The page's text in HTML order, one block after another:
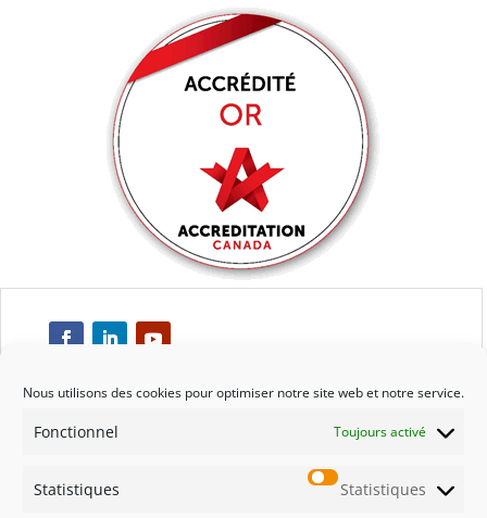
Nous utilisons des cookies pour optimiser notre site web et notre service.
Fonctionnel Toujours activé
Statistiques Statistiques
Respect
Engagement